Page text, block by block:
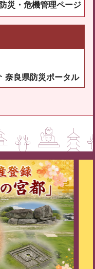
防災・危機管理ページ
奈良県防災ポータル